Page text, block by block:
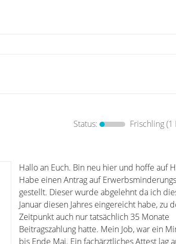
Status:
Frischling(1
Hallo an Euch. Bin neu hier und hoffe auf
Habe einen Antrag auf
gestellt. Dieser wurde abgelehnt da ich
Januar diesen Jahres eingereicht habe, zu
Zeitpunkt auch nur tatsächlich 35 Monate
Beitragszahlung hatte. Mein Job, war ein
bis Ende Mai. Ein fachärztliches Attest lag